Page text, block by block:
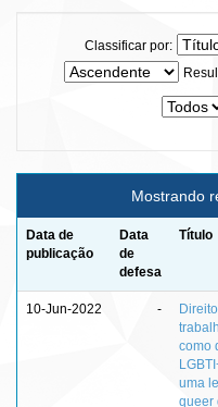
Classificar por:
Mostrando
Data de
publicação
Data
de
defesa
Título
10-Jun-2022 -
como
uma
queer